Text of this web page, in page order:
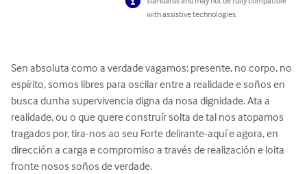
with assistive technologies.
Sen absoluta como a verdade vagamos; presente, no corpo, no
espírito, somos libres para oscilar entre a realidade e soños en
busca dunha supervivencia digna da nosa dignidade. Ata a
realidade, ou o que quere construír solta de tal nos atopamos
tragados por, tira-nos ao seu Forte delirante-aquí e agora, en
dirección a carga e compromiso a través de realización e loita
fronte nosos soños de verdade.